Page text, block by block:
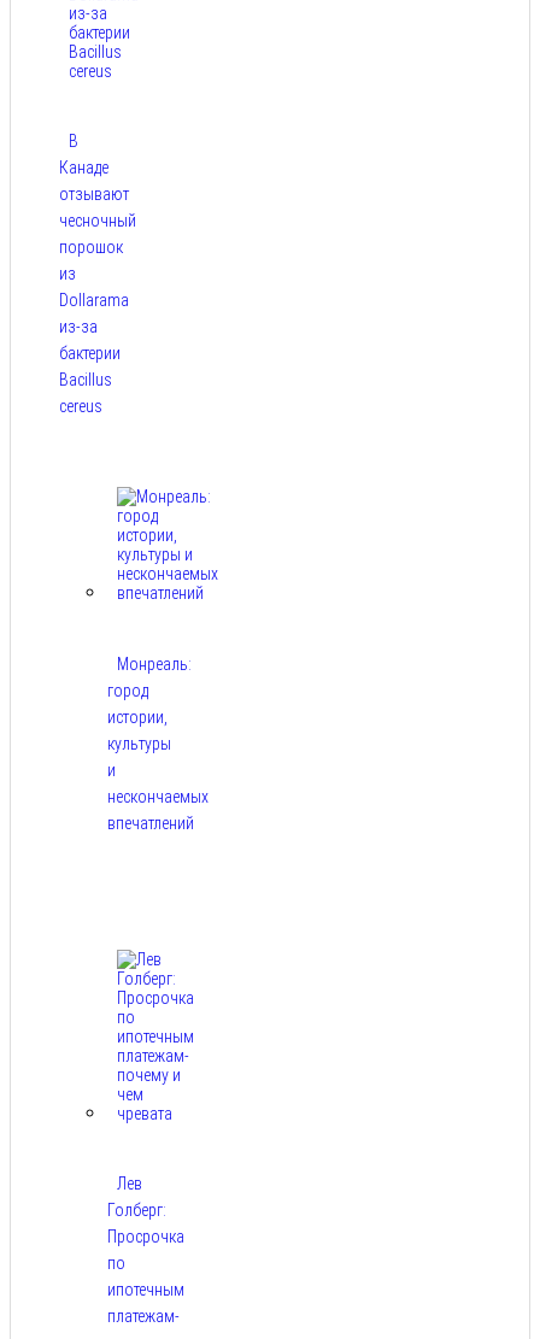
В
Канаде
отзывают
чесночный
порошок
из
Dollarama
из-за
бактерии
Bacillus
cereus
Монреаль:
город
истории,
культуры
и
нескончаемых
впечатлений
Лев
Голберг:
Просрочка
по
ипотечным
платежам-